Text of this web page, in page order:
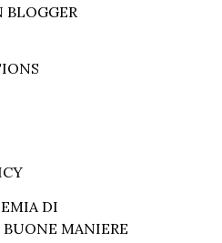
BLOGGER
DI
MANIERE